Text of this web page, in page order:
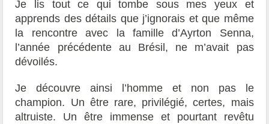
Je lis tout ce qui tombe sous mes yeux et
apprends des détails que j’ignorais et que même
la rencontre avec la famille d’Ayrton Senna,
l’année précédente au Brésil, ne m’avait pas
dévoilés.
Je découvre ainsi l’homme et non pas le
champion. Un être rare, privilégié, certes, mais
altruiste. Un être immense et pourtant revêtu